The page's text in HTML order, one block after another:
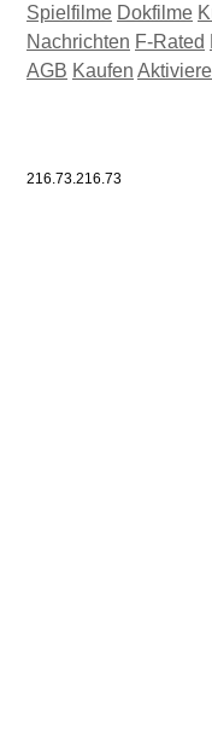
Spielfilme Dokfilme
Nachrichten F-Rated
AGB Kaufen
216.73.216.73